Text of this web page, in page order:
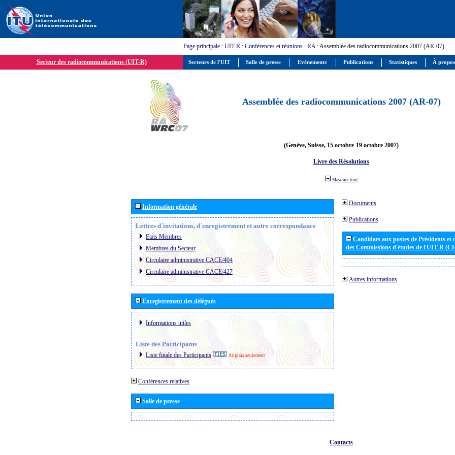
Page principale : UIT-R : Conférences et réunions : RA: Assemblée des radiocommunications 2007 (AR-07)
Secteur des radiocommunications (UIT-R)
Assemblée des radiocommunications 2007 (AR-07)
(Genève, Suisse, 15 octobre-19 octobre 2007)
Livre des Résolutions
Masquer tout
Information générale
Lettres d´invitations, d´enregistrement et autre correspondance
Etats Membres
Membres du Secteur
Circulaire administrative CACE/404
Circulaire administrative CACE/427
Enregistrement des délégués
Informations utiles
Liste des Participants
Liste finale des Participants Anglais seulement
Conférences relatives
Salle de presse
Documents
Publications
Candidats aux postes de Présidents et
des Commissions d'études de l'UIT-R
Autres informations
Contacts
Secteurs de l'UIT Salle de presse Evénements Publications Statistiques À